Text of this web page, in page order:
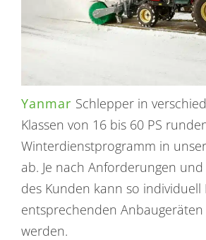
Yanmar Schlepper in
Klassen von 16 bis 60 PS
Winterdienstprogramm in
ab. Je nach Anforderungen
des Kunden kann so individuell
entsprechenden
werden.